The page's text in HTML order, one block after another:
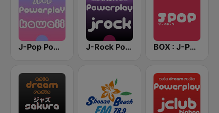
J-Pop Powerplay Kawaii J-Rock Powerplay BOX : J-POP Radio - ジェイポップ 無線